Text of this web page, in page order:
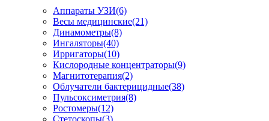
Аппараты УЗИ(6)
Весы медицинские(21)
Динамометры(8)
Ингаляторы(40)
Ирригаторы(10)
Кислородные концентраторы(9)
Магнитотерапия(2)
Облучатели бактерицидные(38)
Пульсоксиметрия(8)
Ростомеры(12)
Стетоскопы(3)